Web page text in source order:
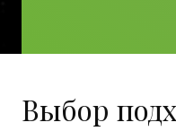
Выбор